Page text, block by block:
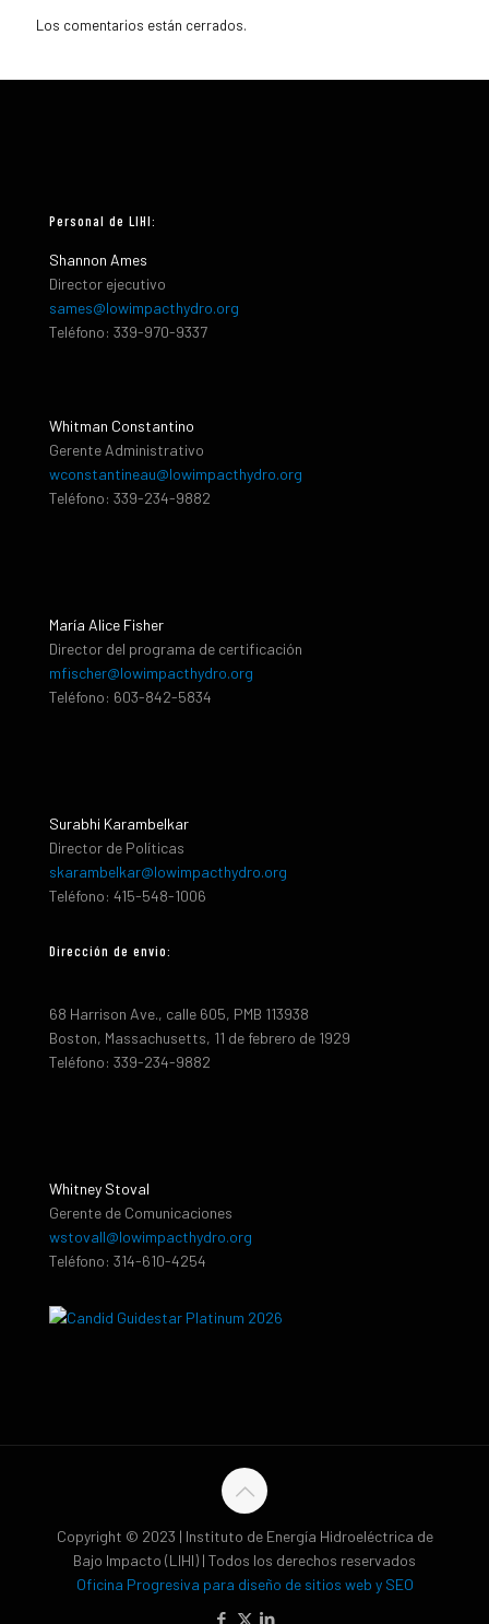
Los comentarios están cerrados.
Personal de LIHI:
Shannon Ames
Director ejecutivo
sames@lowimpacthydro.org
Teléfono: 339-970-9337
Whitman Constantino
Gerente Administrativo
wconstantineau@lowimpacthydro.org
Teléfono: 339-234-9882
María Alice Fisher
Director del programa de certificación
mfischer@lowimpacthydro.org
Teléfono: 603-842-5834
Surabhi Karambelkar
Director de Políticas
skarambelkar@lowimpacthydro.org
Teléfono: 415-548-1006
Dirección de envio:
68 Harrison Ave., calle 605, PMB 113938
Boston, Massachusetts, 11 de febrero de 1929
Teléfono: 339-234-9882
Whitney Stoval
Gerente de Comunicaciones
wstovall@lowimpacthydro.org
Teléfono: 314-610-4254
Copyright © 2023 | Instituto de Energía Hidroeléctrica de
Bajo Impacto (LIHI) | Todos los derechos reservados
Oficina Progresiva para diseño de sitios web y SEO